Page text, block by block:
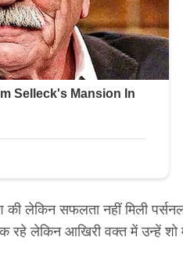
लेकिन सफलता नहीं मिली
लेकिन आखिरी वक्त में उन्हें